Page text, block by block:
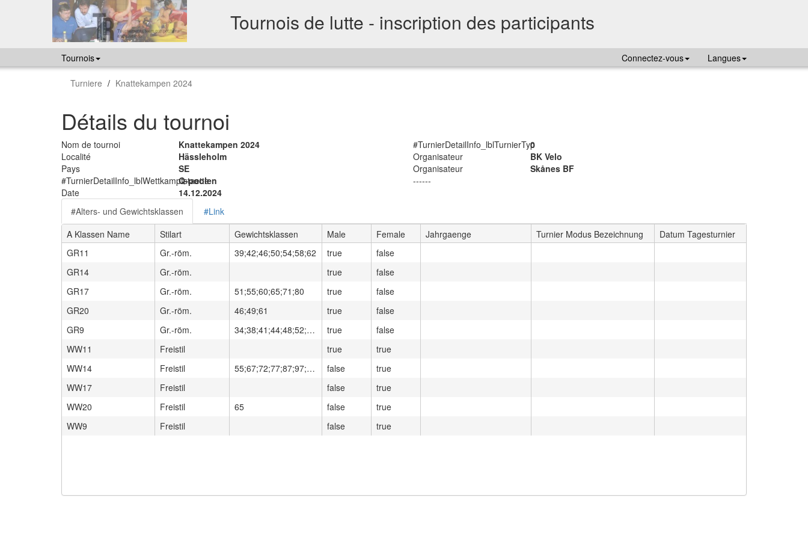
Tournois de lutte - inscription des participants
Tournois Connectez-vous Langues
Turniere Knattekampen 2024
Détails du tournoi
Nom de tournoi Knattekampen 2024 #TurnierDetailInfo_lblTurnierTyp
0
Localité
Hässleholm Organisateur
BK Velo
Pays
SE Organisateur
Skånes BF
#TurnierDetailInfo_lblWettkampfstaette
Q-poolen
------
Date
14.12.2024
#Alters- und Gewichtsklassen
#Link
A Klassen Name
Stilart Gewichtsklassen Male Female Jahrgaenge Turnier Modus Bezeichnung
Datum Tagesturnier
GR11
Gr.-röm. 39;42;46;50;54;58;62 true
false
GR14
Gr.-röm. true
false
GR17
Gr.-röm. 51;55;60;65;71;80 true
false
GR20
Gr.-röm. 46;49;61 true
false
GR9
Gr.-röm. 34;38;41;44;48;52;57;62;68;75;85 true
false
WW11
Freistil true
true
WW14
Freistil 55;67;72;77;87;97;130 false
true
WW17
Freistil false
true
WW20
Freistil 65 false
true
WW9
Freistil false true